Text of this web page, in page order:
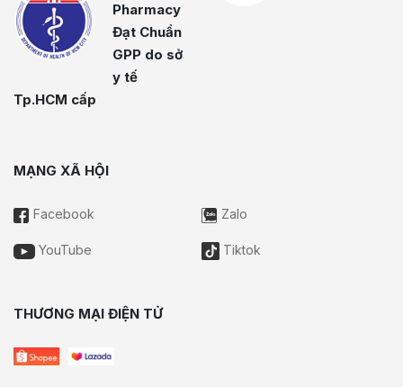
Pharmacy
Đạt Chuẩn
GPP do sở
y tế
Tp.HCM cấp
MẠNG XÃ HỘI
Facebook Zalo
YouTube Tiktok
THƯƠNG MẠI ĐIỆN TỬ